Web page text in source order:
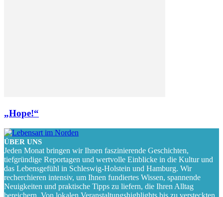
„Hope!“
ÜBER UNS
Jeden Monat bringen wir Ihnen faszinierende Geschichten,
tiefgründige Reportagen und wertvolle Einblicke in die Kultur und
das Lebensgefühl in Schleswig-Holstein und Hamburg. Wir
recherchieren intensiv, um Ihnen fundiertes Wissen, spannende
Neuigkeiten und praktische Tipps zu liefern, die Ihren Alltag
bereichern. Von lokalen Veranstaltungshighlights bis zu versteckten